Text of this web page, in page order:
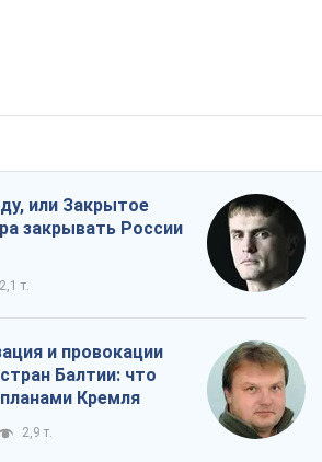
или Закрытое
закрывать России
2,1 т.
и провокации
Балтии: что
Кремля
2,9 т.